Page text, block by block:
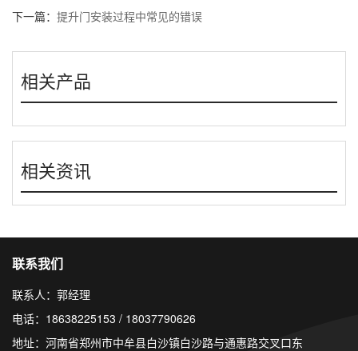
下一篇： 提升门安装过程中常见的错误
相关产品
相关资讯
联系我们
联系人：郭经理
电话：18638225153 / 18037790626
地址：河南省郑州市中牟县白沙镇白沙路与通惠路交叉口东